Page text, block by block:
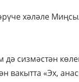
хәләле
сизмәстән
вакытта «Эх,